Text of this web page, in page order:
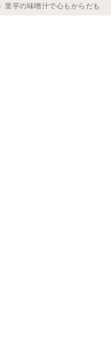
里芋の味噌汁で心もからだも